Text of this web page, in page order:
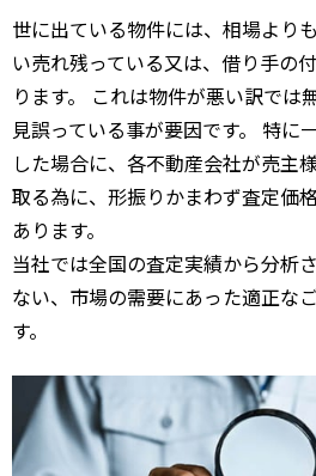
世に出ている物件には、相場より
い売れ残っている又は、借り手の
ります。 これは物件が悪い訳では
見誤っている事が要因です。 特に
した場合に、各不動産会社が売主
取る為に、形振りかまわず査定価
あります。
当社では全国の査定実績から分析
ない、市場の需要にあった適正な
す。